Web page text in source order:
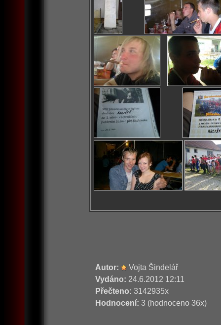
Autor:
Vojta Šindelář
Vydáno: 24.6.2012 12:11
Přečteno: 3142935x
Hodnocení: 3 (hodnoceno 36x)